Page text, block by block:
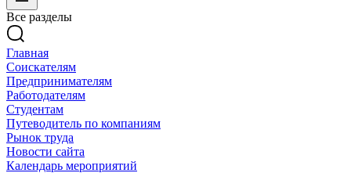
Все разделы
Главная
Соискателям
Предпринимателям
Работодателям
Студентам
Путеводитель по компаниям
Рынок труда
Новости сайта
Календарь мероприятий